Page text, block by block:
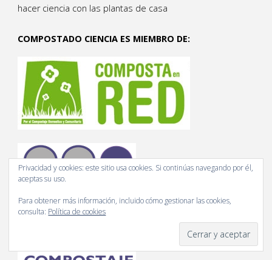
hacer ciencia con las plantas de casa
COMPOSTADO CIENCIA ES MIEMBRO DE:
Privacidad y cookies: este sitio usa cookies. Si continúas navegando por él,
aceptas su uso.
Para obtener más información, incluido cómo gestionar las cookies,
consulta: Política de cookies